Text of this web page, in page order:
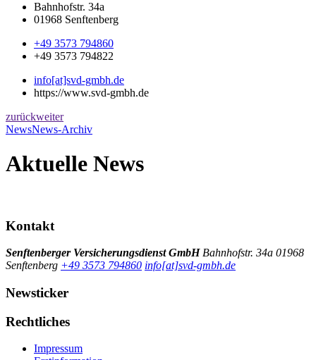
Bahnhofstr. 34a
01968 Senftenberg
+49 3573 794860
+49 3573 794822
info[at]svd-gmbh.de
https://www.svd-gmbh.de
zurückweiter
NewsNews-Archiv
Aktuelle News
Kontakt
Senftenberger Versicherungsdienst GmbH Bahnhofstr. 34a 01968
Senftenberg +49 3573 794860 info[at]svd-gmbh.de
Newsticker
Rechtliches
Impressum